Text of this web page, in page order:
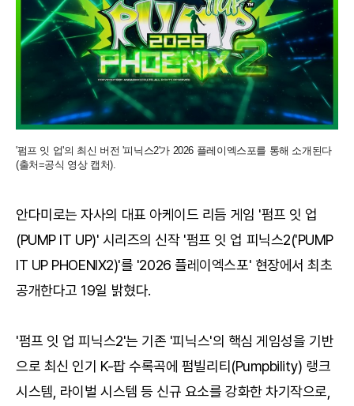
'펌프 잇 업'의 최신 버전 '피닉스2'가 2026 플레이엑스포를 통해 소개된다
(출처=공식 영상 캡처).
안다미로는 자사의 대표 아케이드 리듬 게임 '펌프 잇 업
(PUMP IT UP)' 시리즈의 신작 '펌프 잇 업 피닉스2('PUMP
IT UP PHOENIX2)'를 '2026 플레이엑스포' 현장에서 최초
공개한다고 19일 밝혔다.
'펌프 잇 업 피닉스2'는 기존 '피닉스'의 핵심 게임성을 기반
으로 최신 인기 K-팝 수록곡에 펌빌리티(Pumpbility) 랭크
시스템, 라이벌 시스템 등 신규 요소를 강화한 차기작으로,